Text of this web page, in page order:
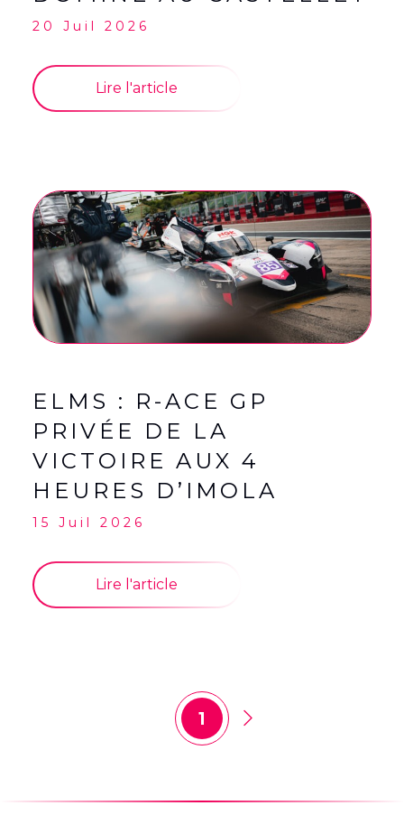
20 Juil 2026
Lire l'article
ELMS : R-ACE GP
PRIVÉE DE LA
VICTOIRE AUX 4
HEURES D’IMOLA
15 Juil 2026
Lire l'article
1